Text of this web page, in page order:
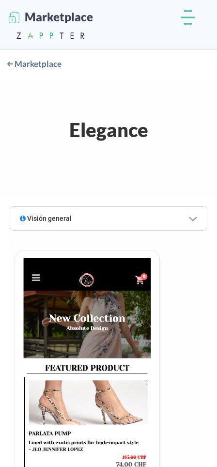
Marketplace
Marketplace
Elegance
Visión general